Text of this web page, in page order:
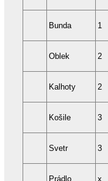
Bunda 1
Oblek 2
Kalhoty 2
Košile 3
Svetr 3
Prádlo x